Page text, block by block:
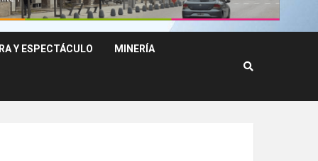
Y ESPECTÁCULO MINERÍA